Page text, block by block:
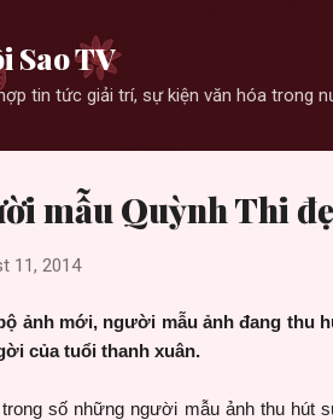
Sao TV
tin tức giải trí, sự kiện văn hóa trong
mẫu Quỳnh Thi
11, 2014
ảnh mới, người mẫu ảnh đang thu
của tuổi thanh xuân.
số những người mẫu ảnh thu hút